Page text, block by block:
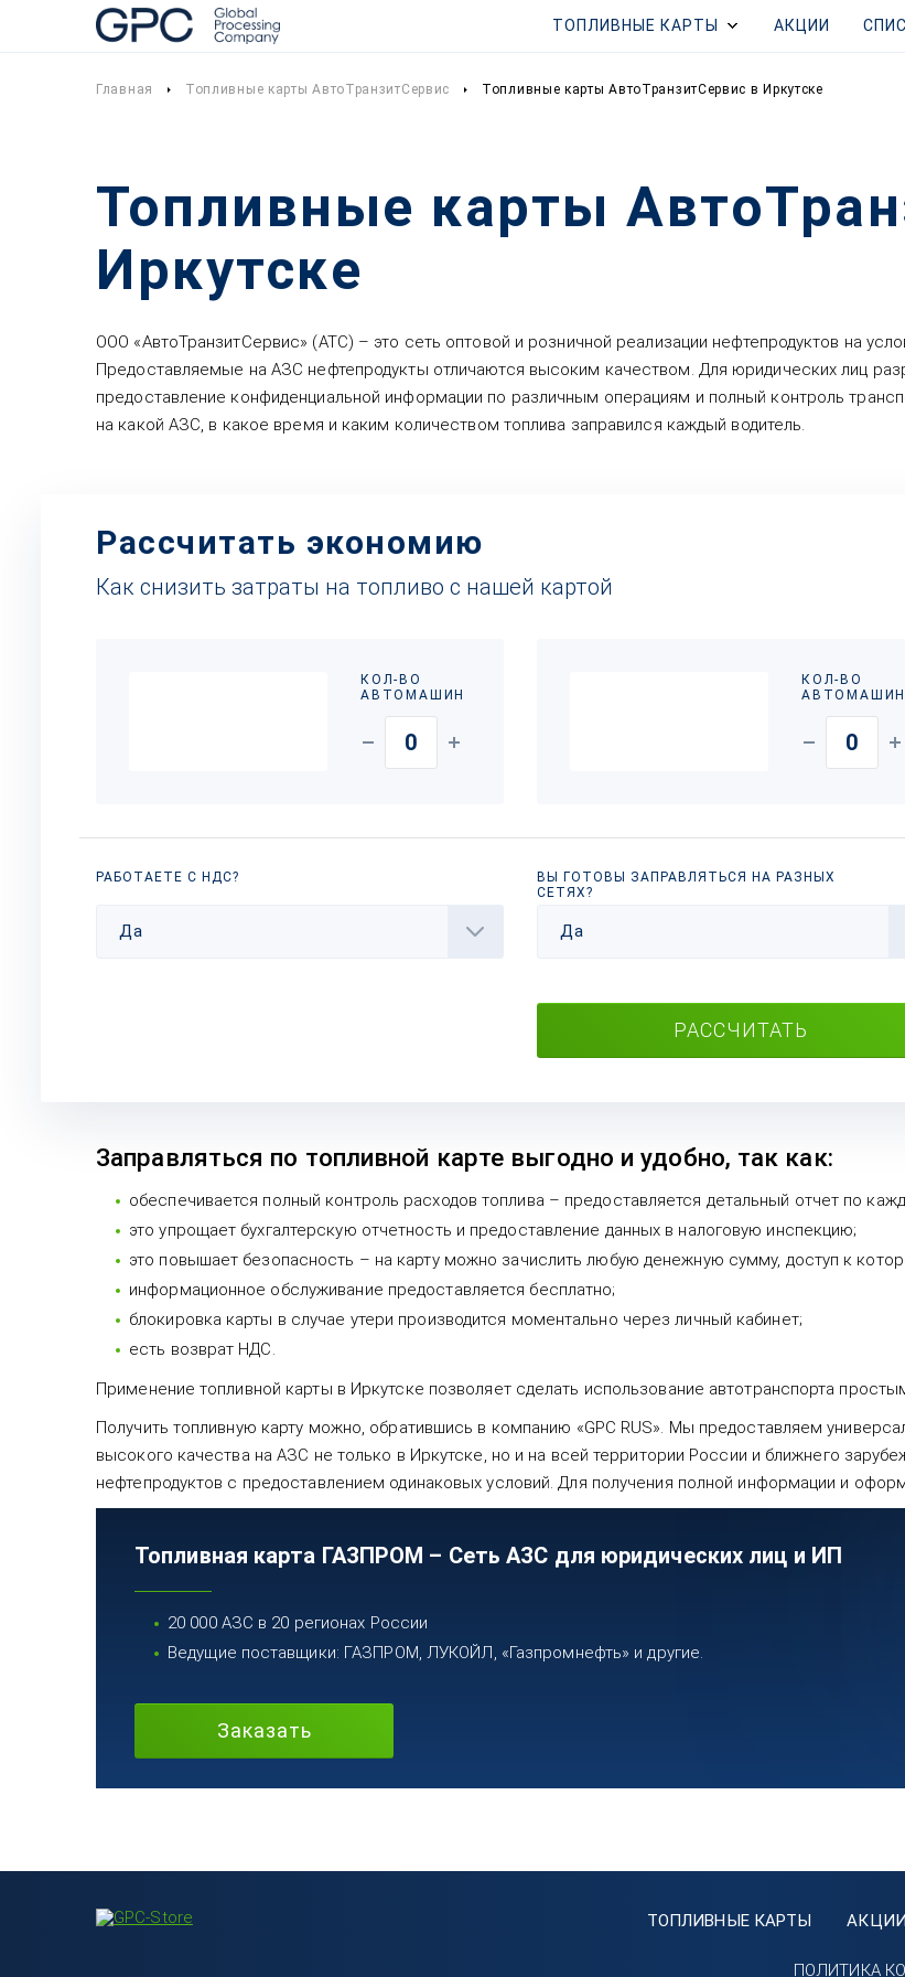
ТОПЛИВНЫЕ КАРТЫ АКЦИИ
Главная Топливные карты АвтоТранзитСервис Топливные карты АвтоТранзитСервис в Иркутске
Топливные карты
Иркутске
ООО «АвтоТранзитСервис» (АТС) – это сеть оптовой и розничной реализации нефтепродуктов на
Предоставляемые на АЗС нефтепродукты отличаются высоким качеством. Для юридических лиц
предоставление конфиденциальной информации по различным операциям и полный контроль
на какой АЗС, в какое время и каким количеством топлива заправился каждый водитель.
Рассчитать экономию
Как снизить затраты на топливо с нашей картой
КОЛ-ВО
АВТОМАШИН
КОЛ-ВО
АВТОМАШИН
РАБОТАЕТЕ С НДС?
Да
ВЫ ГОТОВЫ ЗАПРАВЛЯТЬСЯ НА РАЗНЫХ
СЕТЯХ?
Да
РАССЧИТАТЬ
Заправляться по топливной карте выгодно и удобно, так как:
обеспечивается полный контроль расходов топлива – предоставляется детальный отчет по
это упрощает бухгалтерскую отчетность и предоставление данных в налоговую инспекцию;
это повышает безопасность – на карту можно зачислить любую денежную сумму, доступ к
информационное обслуживание предоставляется бесплатно;
блокировка карты в случае утери производится моментально через личный кабинет;
есть возврат НДС.
Применение топливной карты в Иркутске позволяет сделать использование автотранспорта
Получить топливную карту можно, обратившись в компанию «GPC RUS». Мы предоставляем
высокого качества на АЗС не только в Иркутске, но и на всей территории России и ближнего
нефтепродуктов с предоставлением одинаковых условий. Для получения полной информации и
Топливная карта ГАЗПРОМ – Сеть АЗС для юридических лиц и ИП
20 000 АЗС в 20 регионах России
Ведущие поставщики: ГАЗПРОМ, ЛУКОЙЛ, «Газпромнефть» и другие.
Заказать
ТОПЛИВНЫЕ КАРТЫ АКЦИИ
ПОЛИТИКА